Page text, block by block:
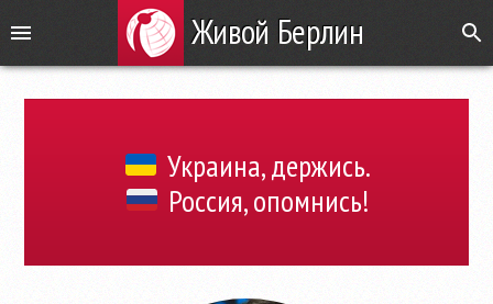
Живой Берлин
Украина, держись.
Россия, опомнись!